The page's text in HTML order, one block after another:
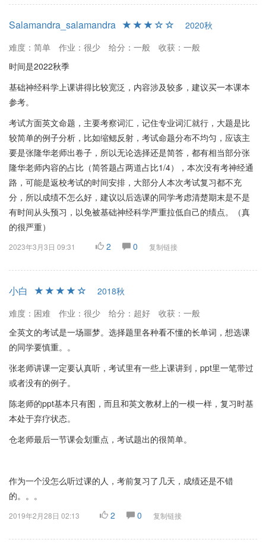
Salamandra_salamandra
2020秋
难度：简单
作业：很少 给分：一般
收获：一般
时间是2022秋季
基础神经科学上课讲得比较宽泛，内容涉及较多，建议买一本课本
参考。
考试方面英文命题，主要考察词汇，记住专业词汇就行，大题是比
较简单的例子分析，比如缩鳃反射，考试命题分布不均匀，应该主
要是张隆华老师出卷子，所以无论选择还是简答，都有相当部分张
隆华老师内容的占比（简答题占两道占比1/4），本次没有考神经通
路，可能是返校考试的时间安排，大部分人本次考试复习都不充
分，所以成绩不怎么好，建议以后选课的同学考虑清楚期末是不是
有时间从头预习，以免被基础神经科学严重拉低自己的绩点。（真
的很严重）
2023年3月3日 09:31 2 0 复制链接
小白
2018秋
难度：困难
作业：很少 给分：超好
收获：一般
全英文的考试是一场噩梦。选择题里各种看不懂的长单词，想选课
的同学要慎重。。
张老师讲课一定要认真听，考试里有一些上课讲到，ppt里一笔带过
或者没有的例子。
陈老师的ppt基本只有图，而且和英文教材上的一模一样，复习时基
本处于弃疗状态。
仓老师最后一节课会划重点，考试题出的很简单。
作为一个没怎么听过课的人，考前复习了几天，成绩还是不错
的。。。
2019年2月28日 02:13 2 0 复制链接